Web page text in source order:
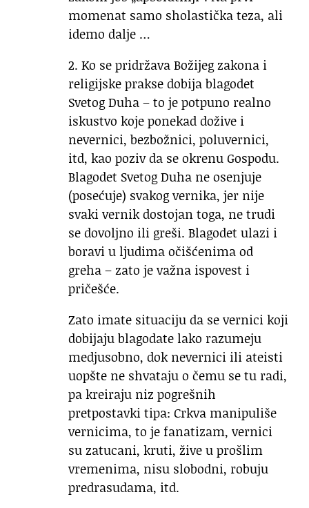
momenat samo sholastička teza, ali
idemo dalje …
2. Ko se pridržava Božijeg zakona i
religijske prakse dobija blagodet
Svetog Duha – to je potpuno realno
iskustvo koje ponekad dožive i
nevernici, bezbožnici, poluvernici,
itd, kao poziv da se okrenu Gospodu.
Blagodet Svetog Duha ne osenjuje
(posećuje) svakog vernika, jer nije
svaki vernik dostojan toga, ne trudi
se dovoljno ili greši. Blagodet ulazi i
boravi u ljudima očišćenima od
greha – zato je važna ispovest i
pričešće.
Zato imate situaciju da se vernici koji
dobijaju blagodate lako razumeju
medjusobno, dok nevernici ili ateisti
uopšte ne shvataju o čemu se tu radi,
pa kreiraju niz pogrešnih
pretpostavki tipa: Crkva manipuliše
vernicima, to je fanatizam, vernici
su zatucani, kruti, žive u prošlim
vremenima, nisu slobodni, robuju
predrasudama, itd.